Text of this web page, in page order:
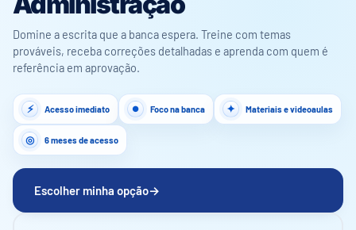
Domine a escrita que a banca espera. Treine com temas
prováveis, receba correções detalhadas e aprenda com quem é
referência em aprovação.
Acesso imediato Foco na banca Materiais e videoaulas
6 meses de acesso
Escolher minha opção→